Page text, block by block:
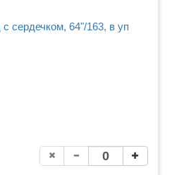
сердечком, 64"/163, в уп